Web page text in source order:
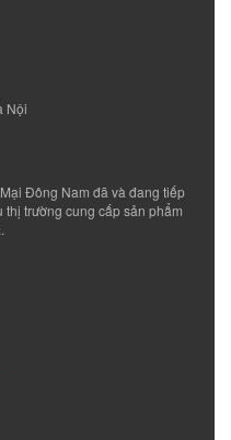
Nội
Đông Nam đã và đang tiếp
trường cung cấp sản phẩm